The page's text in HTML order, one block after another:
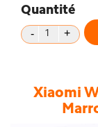
Quantité
Xiaomi